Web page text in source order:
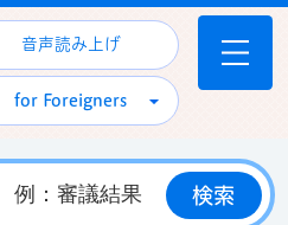
那珂市議会ホームページ
音声読み上げ
for Foreigners